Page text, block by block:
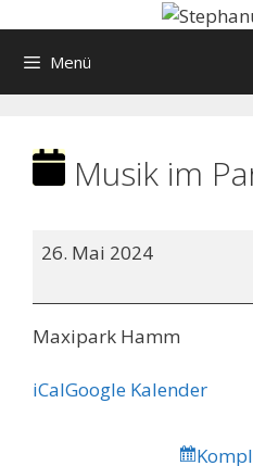
Inhalt Menü
Musik im
Musik
Park
26. Mai 2024
Maxipark Hamm
iCalGoogle Kalender